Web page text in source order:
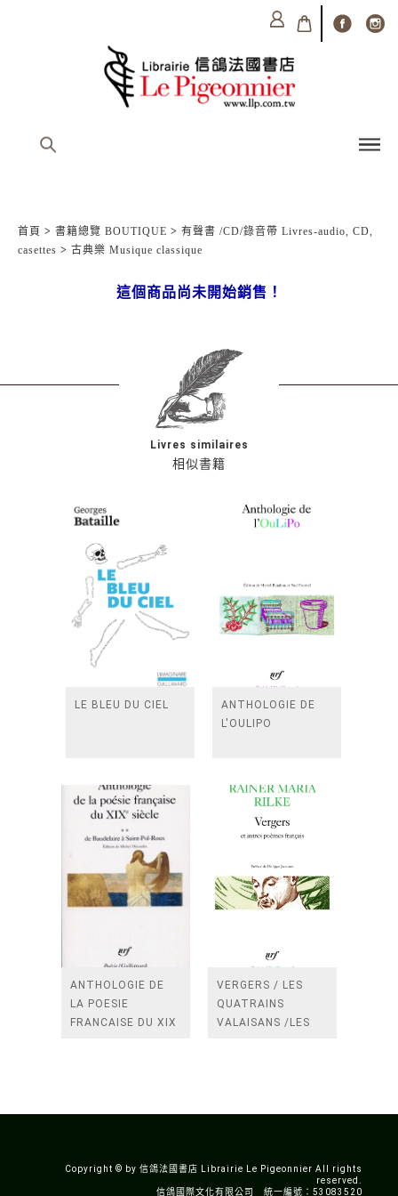
首頁 > 書籍總覽 BOUTIQUE > 有聲書 /CD/錄音帶 Livres-audio, CD,
casettes > 古典樂 Musique classique
這個商品尚未開始銷售！
相似書籍
Livres similaires
LE BLEU DU CIEL
ANTHOLOGIE DE
L'OULIPO
ANTHOLOGIE DE
LA POESIE
FRANCAISE DU XIX
VERGERS / LES
QUATRAINS
VALAISANS /LES
Copyright © by 信鴿法國書店 Librairie Le Pigeonnier All rights
reserved.
信鴿國際文化有限公司 統一編號：53083520